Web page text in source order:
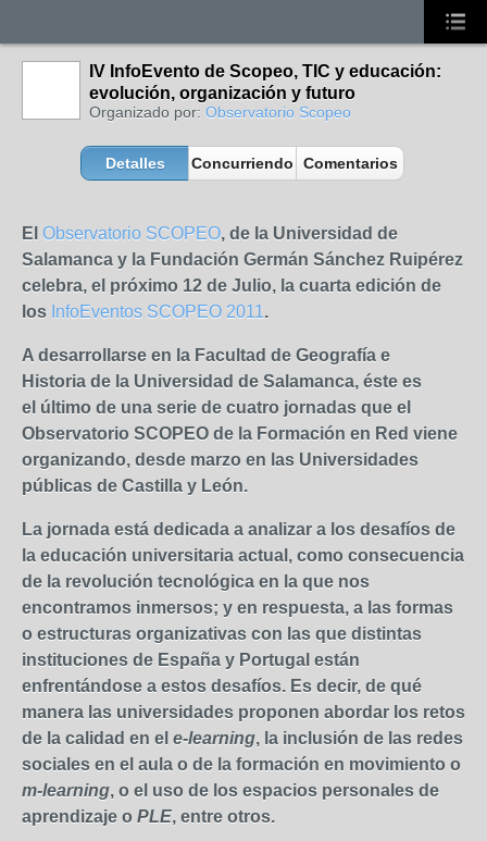
IV InfoEvento de Scopeo, TIC y educación:
evolución, organización y futuro
Organizado por: Observatorio Scopeo
Detalles Concurriendo Comentarios
El Observatorio SCOPEO, de la Universidad de
Salamanca y la Fundación Germán Sánchez Ruipérez
celebra, el próximo 12 de Julio, la cuarta edición de
los InfoEventos SCOPEO 2011.
A desarrollarse en la Facultad de Geografía e
Historia de la Universidad de Salamanca, éste es
el último de una serie de cuatro jornadas que el
Observatorio SCOPEO de la Formación en Red viene
organizando, desde marzo en las Universidades
públicas de Castilla y León.
La jornada está dedicada a analizar a los desafíos de
la educación universitaria actual, como consecuencia
de la revolución tecnológica en la que nos
encontramos inmersos; y en respuesta, a las formas
o estructuras organizativas con las que distintas
instituciones de España y Portugal están
enfrentándose a estos desafíos. Es decir, de qué
manera las universidades proponen abordar los retos
de la calidad en el e-learning, la inclusión de las redes
sociales en el aula o de la formación en movimiento o
m-learning, o el uso de los espacios personales de
aprendizaje o PLE, entre otros.